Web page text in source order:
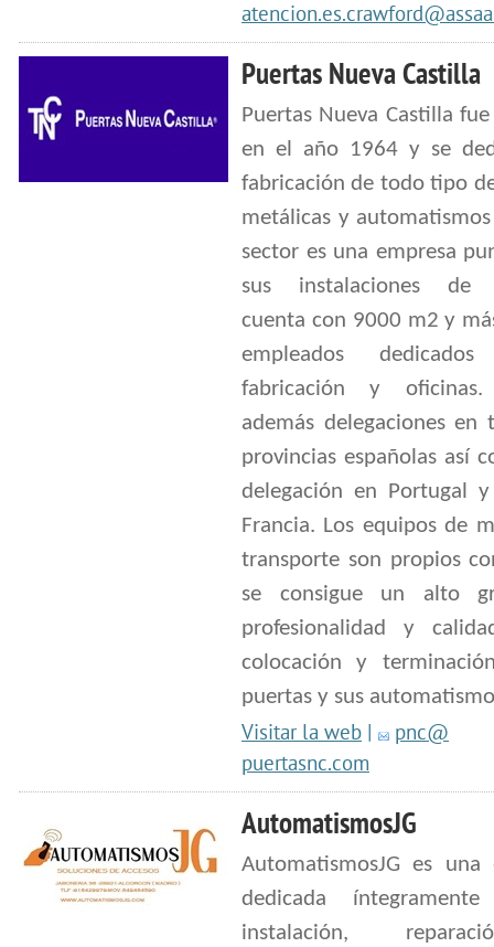
Puertas Nueva Castilla
Puertas Nueva Castilla
en el año 1964 y se
fabricación de todo tipo
metálicas y
sector es una empresa
sus instalaciones de
cuenta con 9000 m2 y
empleados
fabricación y oficinas.
además delegaciones en
provincias españolas así
delegación en Portugal
Francia. Los equipos de
transporte son propios
se consigue un alto
profesionalidad y
colocación y
puertas y sus
Visitar la web |
pnc@
puertasnc.com
AutomatismosJG
AutomatismosJG es una
dedicada
instalación,